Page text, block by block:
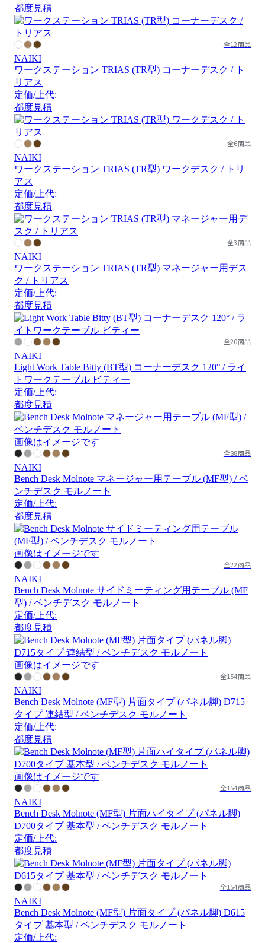
都度見積
全12商品
NAIKI
ワークステーション TRIAS (TR型) コーナーデスク / ト
リアス
定価/上代:
都度見積
全6商品
NAIKI
ワークステーション TRIAS (TR型) ワークデスク / トリ
アス
定価/上代:
都度見積
全3商品
NAIKI
ワークステーション TRIAS (TR型) マネージャー用デス
ク / トリアス
定価/上代:
都度見積
全20商品
NAIKI
Light Work Table Bitty (BT型) コーナーデスク 120° / ライ
トワークテーブル ビティー
定価/上代:
都度見積
画像はイメージです
全88商品
NAIKI
Bench Desk Molnote マネージャー用テーブル (MF型) / ベ
ンチデスク モルノート
定価/上代:
都度見積
画像はイメージです
全22商品
NAIKI
Bench Desk Molnote サイドミーティング用テーブル (MF
型) / ベンチデスク モルノート
定価/上代:
都度見積
画像はイメージです
全154商品
NAIKI
Bench Desk Molnote (MF型) 片面タイプ (パネル脚) D715
タイプ 連結型 / ベンチデスク モルノート
定価/上代:
都度見積
画像はイメージです
全154商品
NAIKI
Bench Desk Molnote (MF型) 片面ハイタイプ (パネル脚)
D700タイプ 基本型 / ベンチデスク モルノート
定価/上代:
都度見積
全154商品
NAIKI
Bench Desk Molnote (MF型) 片面タイプ (パネル脚) D615
タイプ 基本型 / ベンチデスク モルノート
定価/上代: